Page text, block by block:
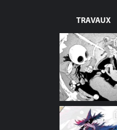
TRAVAUX